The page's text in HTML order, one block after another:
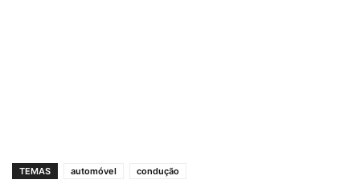
TEMAS automóvel condução